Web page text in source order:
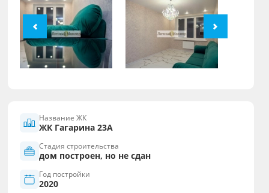
Название ЖК
ЖК Гагарина 23А
Стадия строительства
дом построен, но не сдан
Год постройки
2020